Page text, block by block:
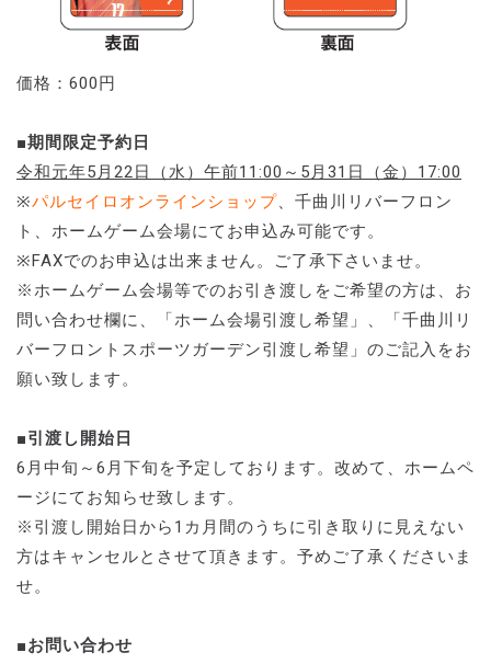
価格：600円
■期間限定予約日
令和元年5月22日（水）午前11:00～5月31日（金）17:00
※パルセイロオンラインショップ、千曲川リバーフロン
ト、ホームゲーム会場にてお申込み可能です。
※FAXでのお申込は出来ません。ご了承下さいませ。
※ホームゲーム会場等でのお引き渡しをご希望の方は、お
問い合わせ欄に、「ホーム会場引渡し希望」、「千曲川リ
バーフロントスポーツガーデン引渡し希望」のご記入をお
願い致します。
■引渡し開始日
6月中旬～6月下旬を予定しております。改めて、ホームペ
ージにてお知らせ致します。
※引渡し開始日から1カ月間のうちに引き取りに見えない
方はキャンセルとさせて頂きます。予めご了承くださいま
せ。
■お問い合わせ